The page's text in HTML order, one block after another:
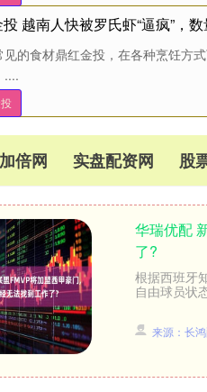
越南人快被罗氏虾“逼疯”，
的食材鼎红金投，在各种烹饪方
....
加倍网 实盘配资网 股
华瑞优配
了?
根据西班牙
自由球员状
来源：长